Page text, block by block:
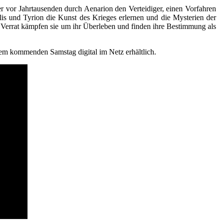
Jahrtausenden durch Aenarion den Verteidiger, einen Vorfahren
und Tyrion die Kunst des Krieges erlernen und die Mysterien der
kämpfen sie um ihr Überleben und finden ihre Bestimmung als
kommenden Samstag digital im Netz erhältlich.